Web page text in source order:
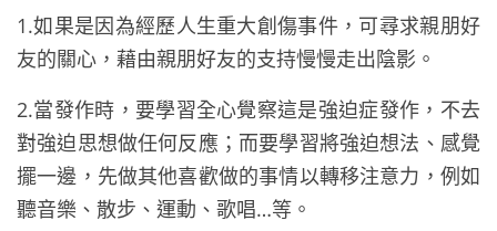
1.如果是因為經歷人生重大創傷事件，可尋求親朋好
友的關心，藉由親朋好友的支持慢慢走出陰影。
2.當發作時，要學習全心覺察這是強迫症發作，不去
對強迫思想做任何反應；而要學習將強迫想法、感覺
擺一邊，先做其他喜歡做的事情以轉移注意力，例如
聽音樂、散步、運動、歌唱…等。